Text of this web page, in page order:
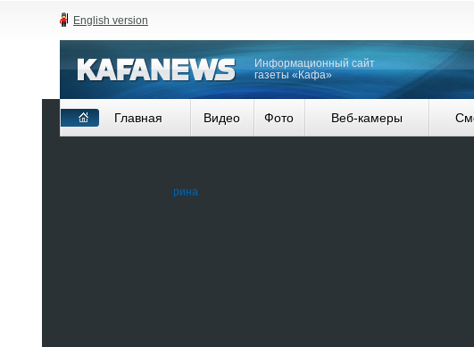
English version
Информационный сайт
газеты «Кафа»
Главная Видео Фото Веб-камеры